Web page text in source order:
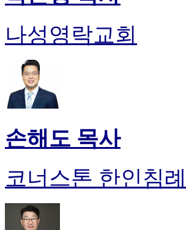
나성영락교회
손해도 목사
코너스톤 한인침